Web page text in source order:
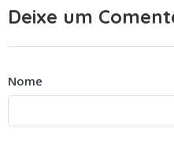
Deixe um
Nome